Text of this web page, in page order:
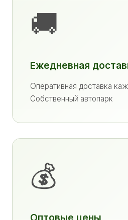
🚚
Ежедневная
Оперативная доставка
Собственный автопарк
💰
Оптовые цены